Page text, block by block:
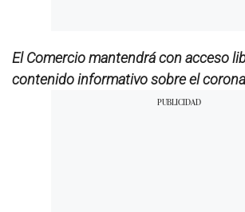
El Comercio mantendrá con acceso
contenido informativo sobre el